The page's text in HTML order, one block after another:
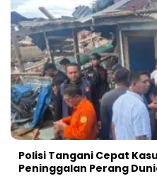
Polisi Tangani Cepat
Peninggalan Perang